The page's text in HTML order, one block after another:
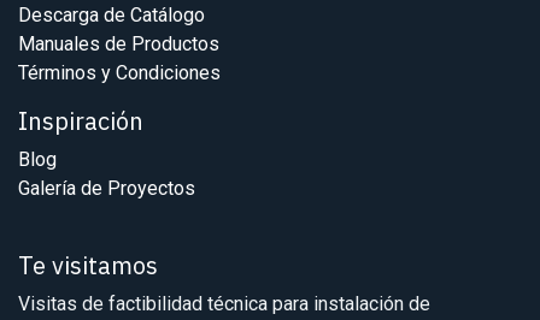
Descarga de Catálogo
Manuales de Productos
Términos y Condiciones
Inspiración
Blog
Galería de Proyectos
Te visitamos
Visitas de factibilidad técnica para instalación de